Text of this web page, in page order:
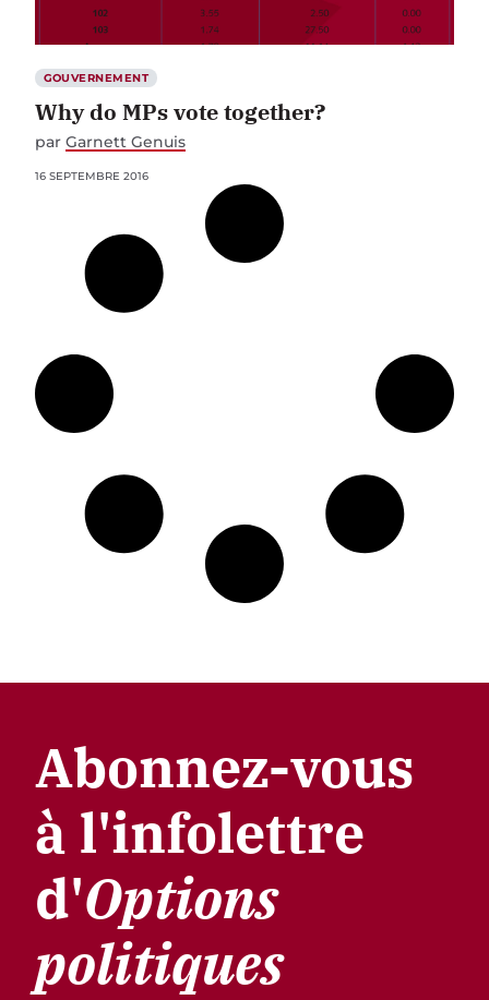
GOUVERNEMENT
Why do MPs vote together?
par Garnett Genuis
16 SEPTEMBRE 2016
Abonnez-vous
à l'infolettre
d'Options
politiques